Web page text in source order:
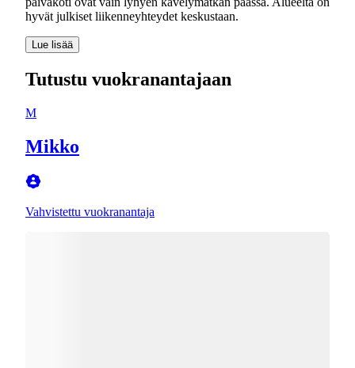
hyvät julkiset liikenneyhteydet keskustaan.
Lue lisää
Tutustu vuokranantajaan
M
Mikko
Vahvistettu vuokranantaja